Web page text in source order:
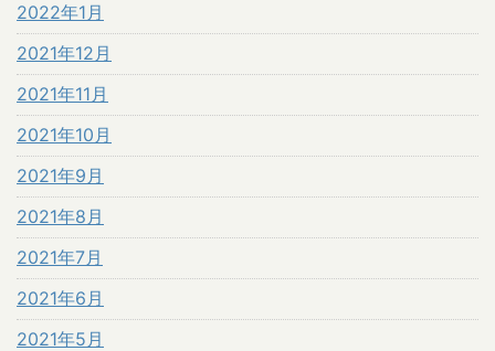
2022年1月
2021年12月
2021年11月
2021年10月
2021年9月
2021年8月
2021年7月
2021年6月
2021年5月